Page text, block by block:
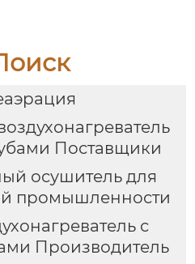
Поставщики
осушитель для
промышленности
с
Производитель